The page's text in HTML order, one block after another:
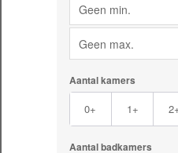
Geen min.
Geen max.
Aantal kamers
0+ 1+
Aantal badkamers